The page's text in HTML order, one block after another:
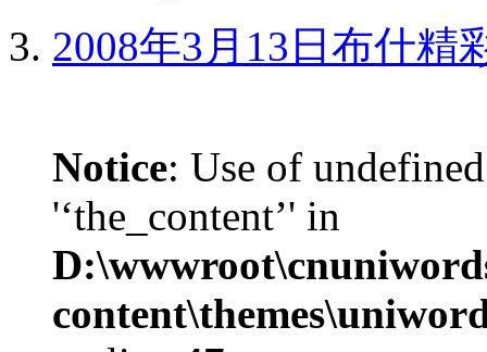
2008年3月13日布什精
Notice: Use of
'‘the_content’' in